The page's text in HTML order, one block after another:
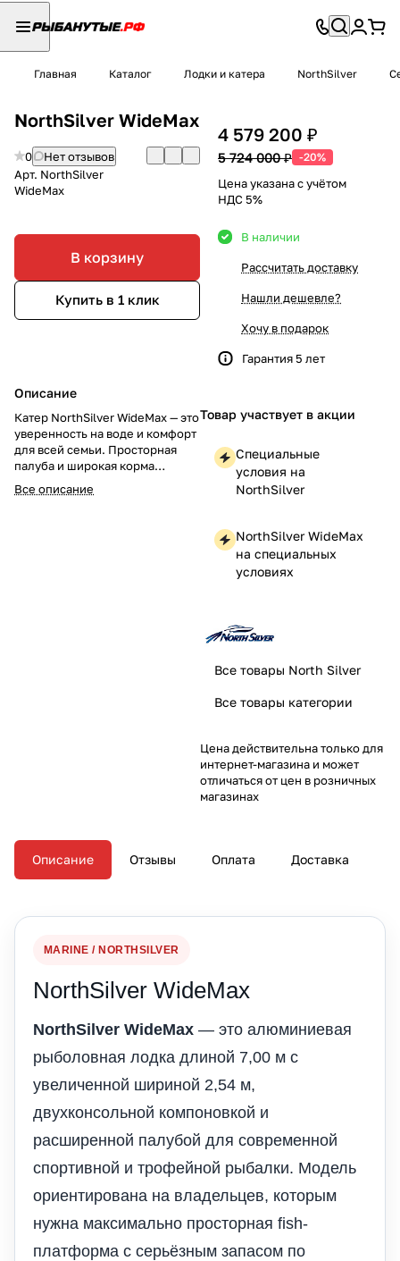
Главная Каталог Лодки и катера NorthSilver
NorthSilver WideMax
0
Нет отзывов
Арт. NorthSilver
WideMax
В корзину
Купить в 1 клик
Описание
Катер NorthSilver WideMax — это
уверенность на воде и комфорт
для всей семьи. Просторная
палуба и широкая корма
обеспечивают устойчивость и
свободу передвижения.
Все описание
4 579 200 ₽
5 724 000 ₽ -20%
Цена указана с учётом
НДС 5%
В наличии
Рассчитать доставку
Нашли дешевле?
Хочу в подарок
Гарантия 5 лет
Товар участвует в акции
Специальные
условия на
NorthSilver
NorthSilver WideMax
на специальных
условиях
Все товары North Silver
Все товары категории
Цена действительна только для
интернет-магазина и может
отличаться от цен в розничных
магазинах
Описание Отзывы Оплата Доставка
MARINE / NORTHSILVER
NorthSilver WideMax
NorthSilver WideMax — это алюминиевая
рыболовная лодка длиной 7,00 м с
увеличенной шириной 2,54 м,
двухконсольной компоновкой и
расширенной палубой для современной
спортивной и трофейной рыбалки. Модель
ориентирована на владельцев, которым
нужна максимально просторная fish-
платформа с серьёзным запасом по